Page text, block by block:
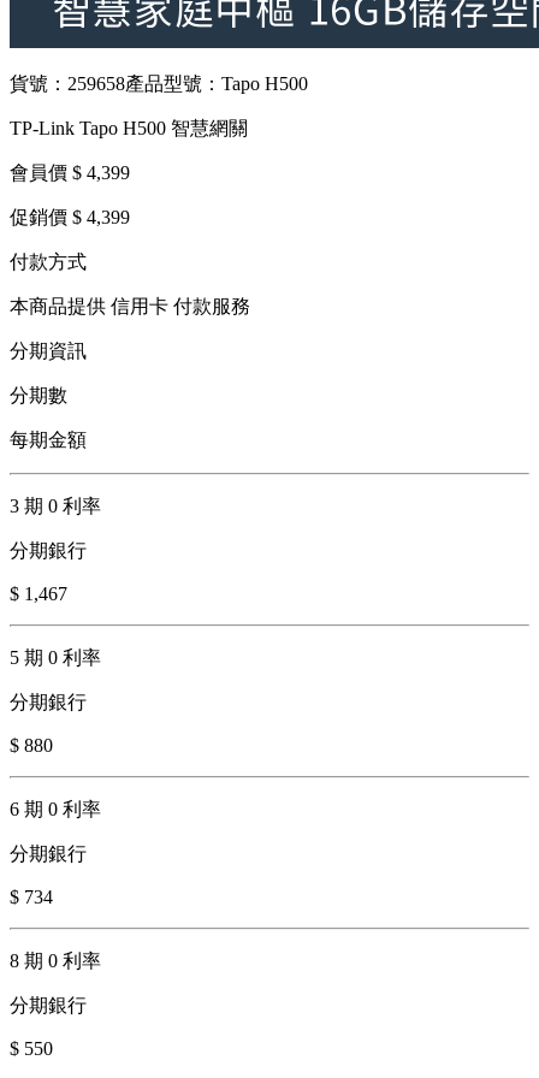
貨號：259658產品型號：Tapo H500
TP-Link Tapo H500 智慧網關
會員價 $ 4,399
促銷價 $ 4,399
付款方式
本商品提供 信用卡 付款服務
分期資訊
分期數
每期金額
3 期 0 利率
分期銀行
$ 1,467
5 期 0 利率
分期銀行
$ 880
6 期 0 利率
分期銀行
$ 734
8 期 0 利率
分期銀行
$ 550